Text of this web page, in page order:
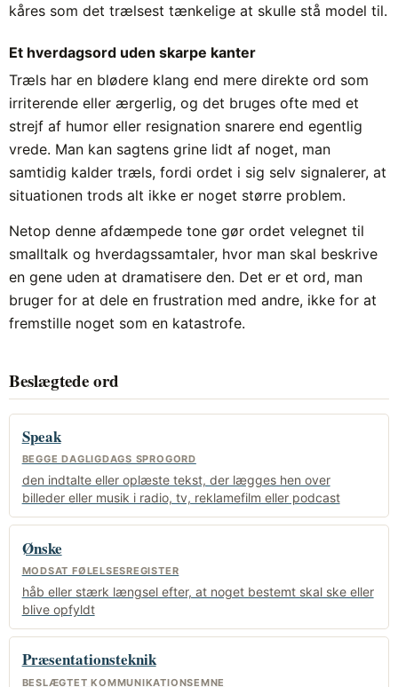
kåres som det trælsest tænkelige at skulle stå model til.
Et hverdagsord uden skarpe kanter
Træls har en blødere klang end mere direkte ord som
irriterende eller ærgerlig, og det bruges ofte med et
strejf af humor eller resignation snarere end egentlig
vrede. Man kan sagtens grine lidt af noget, man
samtidig kalder træls, fordi ordet i sig selv signalerer, at
situationen trods alt ikke er noget større problem.
Netop denne afdæmpede tone gør ordet velegnet til
smalltalk og hverdagssamtaler, hvor man skal beskrive
en gene uden at dramatisere den. Det er et ord, man
bruger for at dele en frustration med andre, ikke for at
fremstille noget som en katastrofe.
Beslægtede ord
Speak
BEGGE DAGLIGDAGS SPROGORD
den indtalte eller oplæste tekst, der lægges hen over
billeder eller musik i radio, tv, reklamefilm eller podcast
Ønske
MODSAT FØLELSESREGISTER
håb eller stærk længsel efter, at noget bestemt skal ske eller
blive opfyldt
Præsentationsteknik
BESLÆGTET KOMMUNIKATIONSEMNE